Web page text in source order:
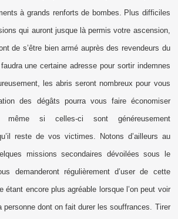
à grands renforts de bombes. Plus difficiles
qui auront jusque là permis votre ascension,
de s’être bien armé auprès des revendeurs du
une certaine adresse pour sortir indemnes
les abris seront nombreux pour vous
des dégâts pourra vous faire économiser
même si celles-ci sont généreusement
reste de vos victimes. Notons d’ailleurs au
missions secondaires dévoilées sous le
demanderont régulièrement d’user de cette
étant encore plus agréable lorsque l’on peut voir
personne dont on fait durer les souffrances. Tirer